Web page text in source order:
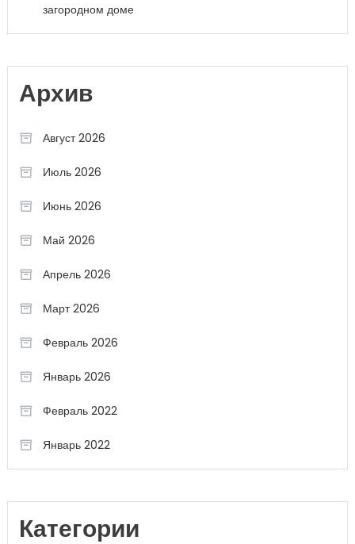
загородном доме
Архив
Август 2026
Июль 2026
Июнь 2026
Май 2026
Апрель 2026
Март 2026
Февраль 2026
Январь 2026
Февраль 2022
Январь 2022
Категории